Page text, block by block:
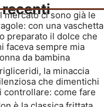
mercato ci sono già le
con una vaschetta
preparato il dolce che
faceva sempre mia
da bambina
la minaccia
che dimentichi
controllare: come fare